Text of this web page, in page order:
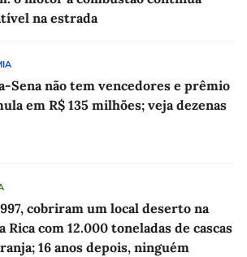
na estrada
Sena não tem vencedores e prêmio
em R$ 135 milhões; veja dezenas
cobriram um local deserto na
Rica com 12.000 toneladas de cascas
16 anos depois, ninguém